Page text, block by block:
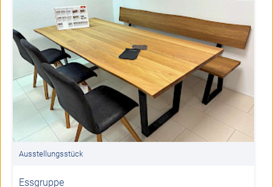
Ausstellungsstück
Essgruppe